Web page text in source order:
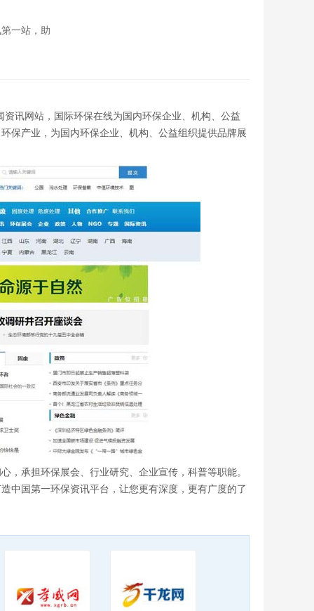
一站，助
讯网站，国际环保在线为国内环保企业、机构、公益
保产业，为国内环保企业、机构、公益组织提供品牌展
，承担环保展会、行业研究、企业宣传，科普等职能。
中国第一环保资讯平台，让您更有深度，更有广度的了